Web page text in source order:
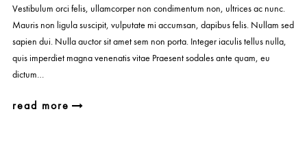
Vestibulum orci felis, ullamcorper non condimentum non, ultrices ac nunc.
Mauris non ligula suscipit, vulputate mi accumsan, dapibus felis. Nullam sed
sapien dui. Nulla auctor sit amet sem non porta. Integer iaculis tellus nulla,
quis imperdiet magna venenatis vitae Praesent sodales ante quam, eu
dictum…
read more